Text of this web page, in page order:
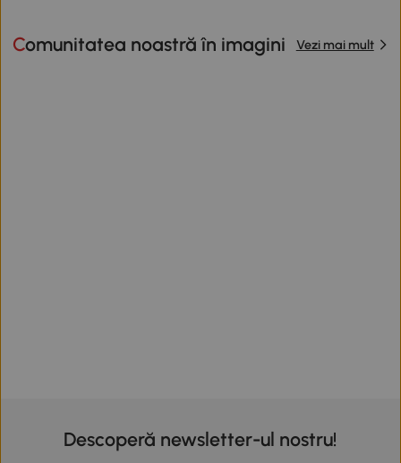
Comunitatea noastră în imagini Vezi mai mult
Descoperă newsletter-ul nostru!